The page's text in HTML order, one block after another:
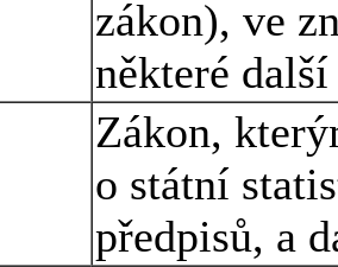
zákon), ve
některé
Zákon,
o státní
předpisů, a